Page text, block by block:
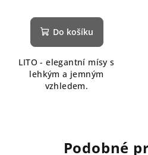
hodnocení
produktu
z
5
hvězdiček.
Do košíku
LITO - elegantní mísy s
lehkým a jemným
vzhledem.
Podobné